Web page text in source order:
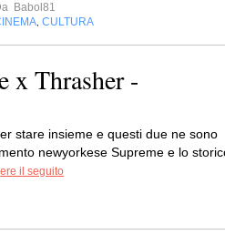
Babol81
, CULTURA
x Thrasher -
stare insieme e questi due ne sono
newyorkese Supreme e lo
il seguito